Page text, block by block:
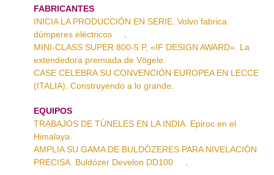
FABRICANTES
INICIA LA PRODUCCIÓN EN SERIE. Volvo fabrica
dúmperes eléctricos
MINI-CLASS SUPER 800-5 P, «IF DESIGN AWARD». La
extendedora premiada de Vögele.
CASE CELEBRA SU CONVENCIÓN EUROPEA EN LECCE
(ITALIA). Construyendo a lo grande.
EQUIPOS
TRABAJOS DE TÚNELES EN LA INDIA. Epiroc en el
Himalaya.
AMPLIA SU GAMA DE BULDÓZERES PARA NIVELACIÓN
PRECISA. Buldózer Develon DD100